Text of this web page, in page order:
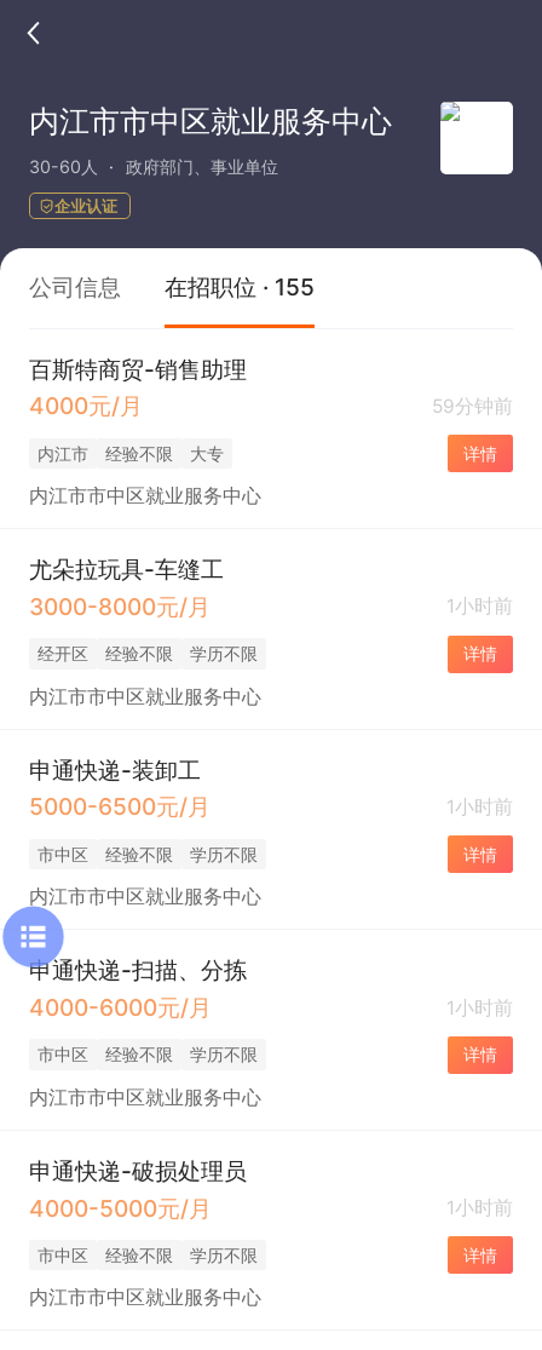
内江市市中区就业服务中心
30-60人 政府部门、事业单位
企业认证
公司信息 在招职位 · 155
百斯特商贸-销售助理
4000元/月
59分钟前
内江市 经验不限 大专 详情
内江市市中区就业服务中心
尤朵拉玩具-车缝工
3000-8000元/月
1小时前
经开区 经验不限 学历不限 详情
内江市市中区就业服务中心
申通快递-装卸工
5000-6500元/月
1小时前
市中区 经验不限 学历不限 详情
内江市市中区就业服务中心
申通快递-扫描、分拣
4000-6000元/月
1小时前
市中区 经验不限 学历不限 详情
内江市市中区就业服务中心
申通快递-破损处理员
4000-5000元/月
1小时前
市中区 经验不限 学历不限 详情
内江市市中区就业服务中心